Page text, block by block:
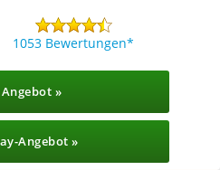
1053 Bewertungen
»
Angebot »